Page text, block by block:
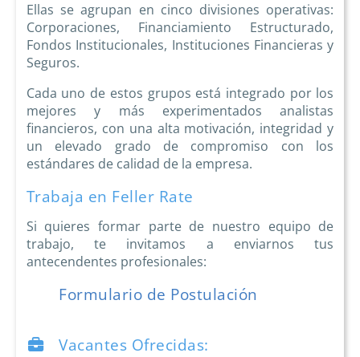
Ellas se agrupan en cinco divisiones operativas:
Corporaciones, Financiamiento Estructurado,
Fondos Institucionales, Instituciones Financieras y
Seguros.
Cada uno de estos grupos está integrado por los
mejores y más experimentados analistas
financieros, con una alta motivación, integridad y
un elevado grado de compromiso con los
estándares de calidad de la empresa.
Trabaja en Feller Rate
Si quieres formar parte de nuestro equipo de
trabajo, te invitamos a enviarnos tus
antecendentes profesionales:
Formulario de Postulación
Vacantes Ofrecidas: